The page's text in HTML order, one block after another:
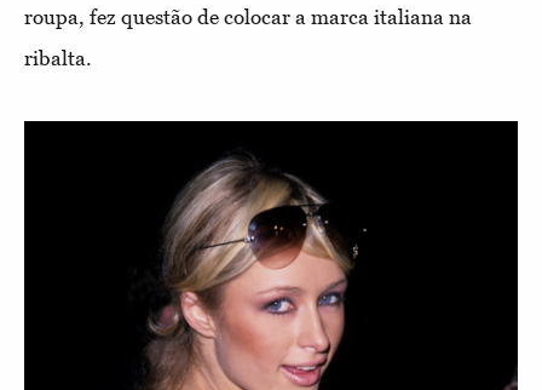
roupa, fez questão de colocar a marca italiana na
ribalta.